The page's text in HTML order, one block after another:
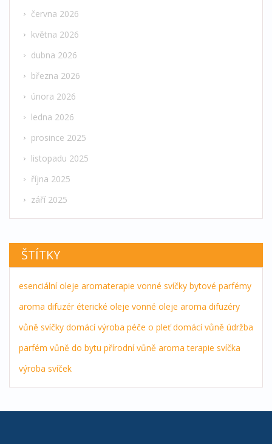
června 2026
května 2026
dubna 2026
března 2026
února 2026
ledna 2026
prosince 2025
listopadu 2025
října 2025
září 2025
ŠTÍTKY
esenciální oleje aromaterapie vonné svíčky bytové parfémy
aroma difuzér éterické oleje vonné oleje aroma difuzéry
vůně svíčky domácí výroba péče o pleť domácí vůně údržba
parfém vůně do bytu přírodní vůně aroma terapie svíčka
výroba svíček